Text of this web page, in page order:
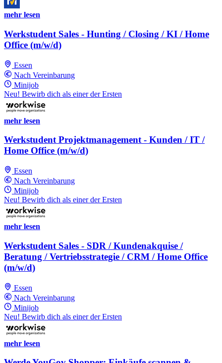
mehr lesen
Werkstudent Sales - Hunting / Closing / KI / Home
Office (m/w/d)
Essen
Nach Vereinbarung
Minijob
Neu! Bewirb dich als einer der Ersten
mehr lesen
Werkstudent Projektmanagement - Kunden / IT /
Home Office (m/w/d)
Essen
Nach Vereinbarung
Minijob
Neu! Bewirb dich als einer der Ersten
mehr lesen
Werkstudent Sales - SDR / Kundenakquise /
Beratung / Vertriebsstrategie / CRM / Home Office
(m/w/d)
Essen
Nach Vereinbarung
Minijob
Neu! Bewirb dich als einer der Ersten
mehr lesen